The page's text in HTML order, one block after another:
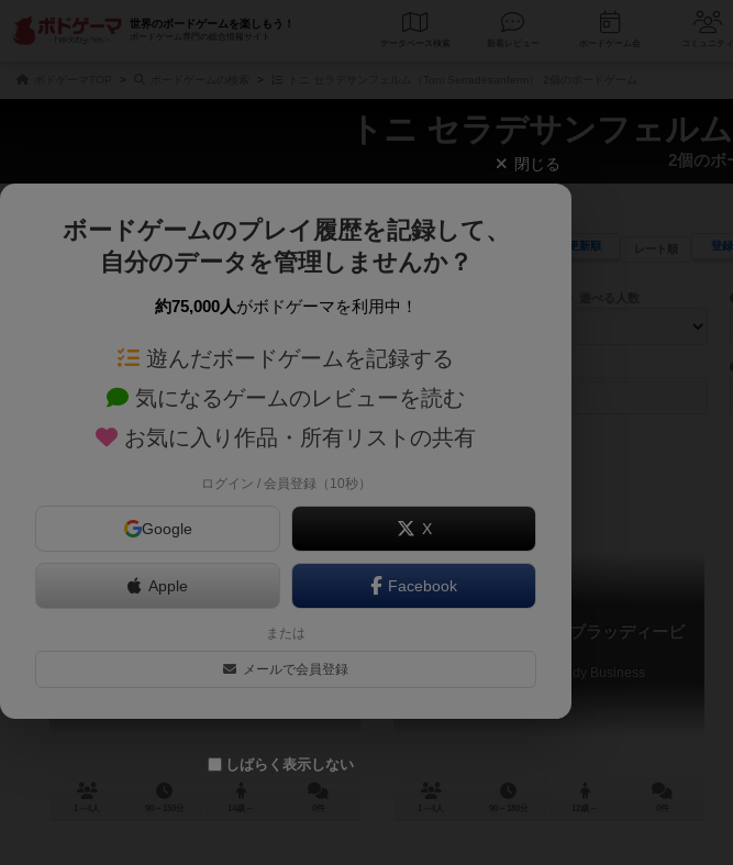
世界のボードゲームを楽しもう！
ボードゲーム専門の総合情報サイト
データベース
トニ セラデサンフェル
2個のボ
じっくり表示 更新順 登
商品名、商品説明文、デザイナー名、テーマ名、メカニクス名を対象にフリーワード検索ができます。
ゲームデザイナー名を指定して検索できます。
ゲームデザイナー
対象年齢を指定します。 世界観や登場人物などモチーフ・ストーリーを指定するこ
テーマ/フレーバー
スカーフェイス 1920
スカーフェイス 1920 ブラッディービ
Scarface 1920: Bloody Business
閉じる
ボードゲームのプレイ履歴を記録して、
自分のデータを管理しませんか？
約75,000人がボドゲーマを利用中！
遊んだボードゲームを記録する
気になるゲームのレビューを読む
お気に入り作品・所有リストの共有
ログイン / 会員登録（10秒）
Google X
Apple Facebook
または
メールで会員登録
しばらく表示しない